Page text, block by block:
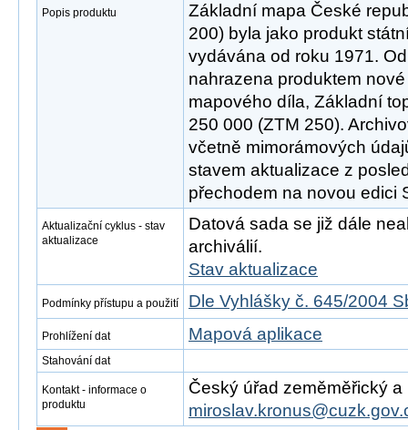
Popis produktu
Základní mapa České
200) byla jako produkt
vydávána od roku 1971.
nahrazena produktem
mapového díla, Základní
250 000 (ZTM 250).
včetně mimorámových
stavem aktualizace z
přechodem na novou edici
Aktualizační cyklus - stav
aktualizace
Datová sada se již dále
archiválií.
Stav aktualizace
Podmínky přístupu a použití Dle Vyhlášky č. 645/2004
Prohlížení dat Mapová aplikace
Stahování dat
Kontakt - informace o
produktu
Český úřad zeměměřický